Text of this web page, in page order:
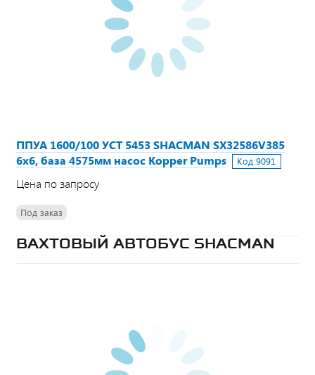
ППУА 1600/100 УСТ 5453 SHACMAN SX32586V385
6х6, база 4575мм насос Kopper Pumps
Код:9091
Цена по запросу
Под заказ
ВАХТОВЫЙ АВТОБУС SHACMAN